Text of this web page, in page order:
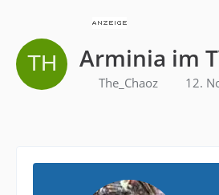
Arminia im
The_Chaoz 12.